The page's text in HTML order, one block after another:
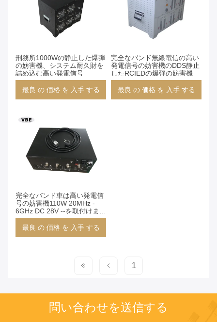
刑務所1000Wの静止した爆弾
の妨害機、システム耐久財を
詰め込む高い発電信号
最良 の 価格 を 入手 する
完全なバンド無線電信の高い
発電信号の妨害機のDDS静止
したRCIEDの爆弾の妨害機
最良 の 価格 を 入手 する
完全なバンド車は高い発電信
号の妨害機110W 20MHz -
6GHz DC 28V --を取付けまし
た
最良 の 価格 を 入手 する
1
問い合わせを送信する